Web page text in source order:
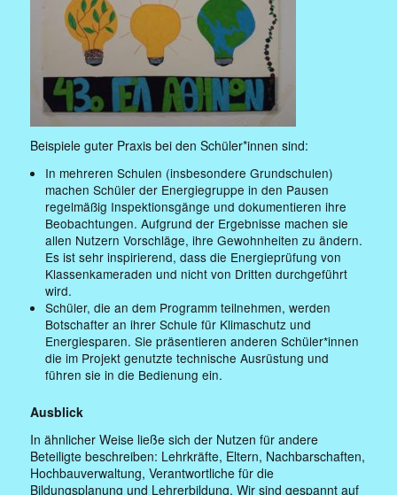
Beispiele guter Praxis bei den Schüler*innen sind:
In mehreren Schulen (insbesondere Grundschulen)
machen Schüler der Energiegruppe in den Pausen
regelmäßig Inspektionsgänge und dokumentieren ihre
Beobachtungen. Aufgrund der Ergebnisse machen sie
allen Nutzern Vorschläge, ihre Gewohnheiten zu ändern.
Es ist sehr inspirierend, dass die Energieprüfung von
Klassenkameraden und nicht von Dritten durchgeführt
wird.
Schüler, die an dem Programm teilnehmen, werden
Botschafter an ihrer Schule für Klimaschutz und
Energiesparen. Sie präsentieren anderen Schüler*innen
die im Projekt genutzte technische Ausrüstung und
führen sie in die Bedienung ein.
Ausblick
In ähnlicher Weise ließe sich der Nutzen für andere
Beteiligte beschreiben: Lehrkräfte, Eltern, Nachbarschaften,
Hochbauverwaltung, Verantwortliche für die
Bildungsplanung und Lehrerbildung. Wir sind gespannt auf